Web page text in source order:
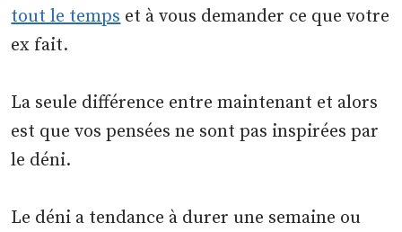
tout le tempset à vous demander ce que votre
ex fait.
La seule différence entre maintenant et alors
est que vos pensées ne sont pas inspirées par
le déni.
Le déni a tendance à durer une semaine ou